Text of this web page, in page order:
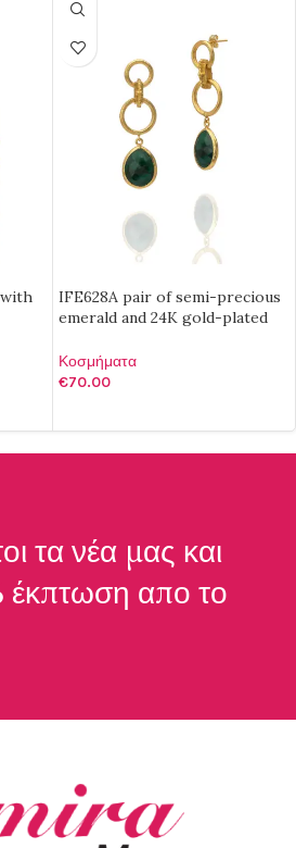
IFE628A pair of semi-precious
emerald and 24K gold-plated
Κοσμήματα
€70.00
τα νέα μας και
έκπτωση απο το